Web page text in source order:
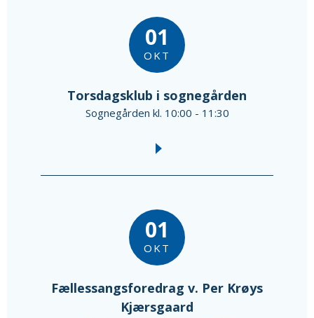
01
OKT
Torsdagsklub i sognegården
Sognegården kl. 10:00 - 11:30
01
OKT
Fællessangsforedrag v. Per Krøys
Kjærsgaard